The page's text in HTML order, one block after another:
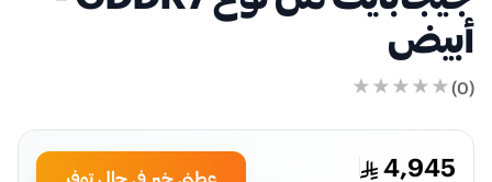
أبيض
(
0
)
4,945 عطني خبر في حال توفر